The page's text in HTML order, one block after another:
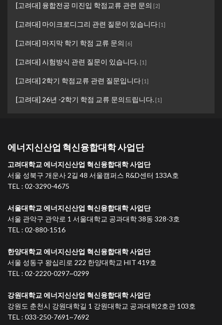
[고려대] 융합전공 미진입 학점교류 관련 문의 [2]
[고려대] 마이크로디그리 관련 질문이 있습니다 [1]
[고려대] 마지막 학기 학점 교류 문의 [6]
[고려대] 시험방식 관련 질문이 있습니다. [1]
[고려대] 2학기 학점교류 관련 질문입니다 [1]
[고려대] 26년 -2학기 학점 교류 문의드립니다. [1]
에너지신산업 혁신융합대학 사업단
고려대학교 에너지신산업 혁신융합대학 사업단
서울 성북구 개운사 2길 48 서울캠퍼스 R&D센터 133A호
TEL : 02-3290-4675
서울대학교 에너지신산업 혁신융합대학 사업단
서울 관악구 관악로 1 서울대학교 공과대학 38동 328-3호
TEL : 02-880-1516
한양대학교 에너지신산업 혁신융합대학 사업단
서울 성동구 왕십리로 222 한양대학교 HIT 419호
TEL : 02-2220-0297~0299
강원대학교 에너지신산업 혁신융합대학 사업단
강원도 춘천시 강원대학길 1 강원대학교 공과대학2호관 103호
TEL : 033-250-7691~7692